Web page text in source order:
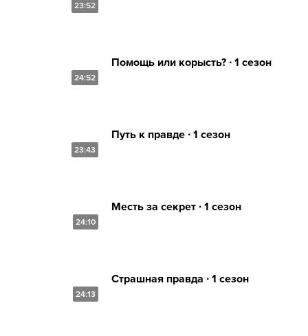
23:52
24:52
Помощь или корысть? ∙ 1 сезон
23:43
Путь к правде ∙ 1 сезон
24:10
Месть за секрет ∙ 1 сезон
24:13
Страшная правда ∙ 1 сезон